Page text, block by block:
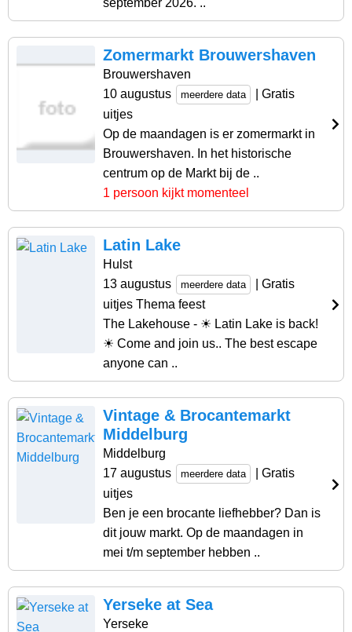
september 2026. ..
Zomermarkt Brouwershaven
Brouwershaven
10 augustus
meerdere data
| Gratis
uitjes
Op de maandagen is er zomermarkt in
Brouwershaven. In het historische
centrum op de Markt bij de ..
1 persoon kijkt momenteel
Latin Lake
Hulst
13 augustus
meerdere data
| Gratis
uitjes Thema feest
The Lakehouse - ☀ Latin Lake is back!
☀ Come and join us.. The best escape
anyone can ..
Vintage & Brocantemarkt
Middelburg
Middelburg
17 augustus
meerdere data
| Gratis
uitjes
Ben je een brocante liefhebber? Dan is
dit jouw markt. Op de maandagen in
mei t/m september hebben ..
Yerseke at Sea
Yerseke